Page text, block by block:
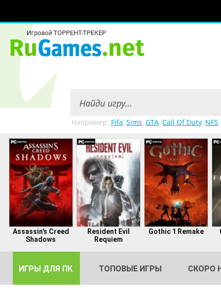
Например: Fifa, Sims, GTA, Call Of Duty, NFS,
Assassin's Creed
Shadows
Resident Evil
Requiem
Gothic 1 Remake
ИГРЫ ДЛЯ ПК ТОПОВЫЕ ИГРЫ СКОРО